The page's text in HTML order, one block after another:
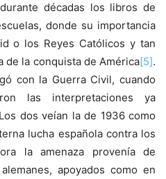
décadas los libros de
donde su importancia
o los Reyes Católicos y tan
de la conquista de América[5].
con la Guerra Civil, cuando
las interpretaciones ya
dos veían la de 1936 como
lucha española contra los
la amenaza provenía de
apoyados como en